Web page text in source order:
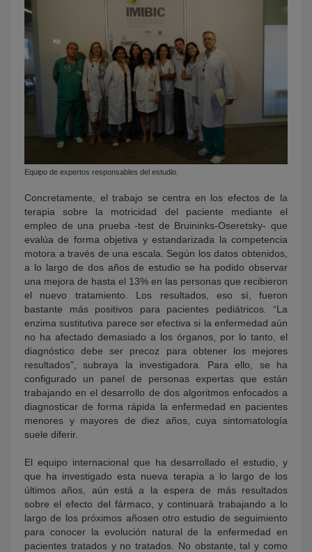
Equipo de expertos responsables del estudio.
Concretamente, el trabajo se centra en los efectos de la
terapia sobre la motricidad del paciente mediante el
empleo de una prueba -test de Bruininks-Oseretsky- que
evalúa de forma objetiva y estandarizada la competencia
motora a través de una escala. Según los datos obtenidos,
a lo largo de dos años de estudio se ha podido observar
una mejora de hasta el 13% en las personas que recibieron
el nuevo tratamiento. Los resultados, eso sí, fueron
bastante más positivos para pacientes pediátricos. “La
enzima sustitutiva parece ser efectiva si la enfermedad aún
no ha afectado demasiado a los órganos, por lo tanto, el
diagnóstico debe ser precoz para obtener los mejores
resultados”, subraya la investigadora. Para ello, se ha
configurado un panel de personas expertas que están
trabajando en el desarrollo de dos algoritmos enfocados a
diagnosticar de forma rápida la enfermedad en pacientes
menores y mayores de diez años, cuya sintomatología
suele diferir.
El equipo internacional que ha desarrollado el estudio, y
que ha investigado esta nueva terapia a lo largo de los
últimos años, aún está a la espera de más resultados
sobre el efecto del fármaco, y continuará trabajando a lo
largo de los próximos añosen otro estudio de seguimiento
para conocer la evolución natural de la enfermedad en
pacientes tratados y no tratados. No obstante, tal y como